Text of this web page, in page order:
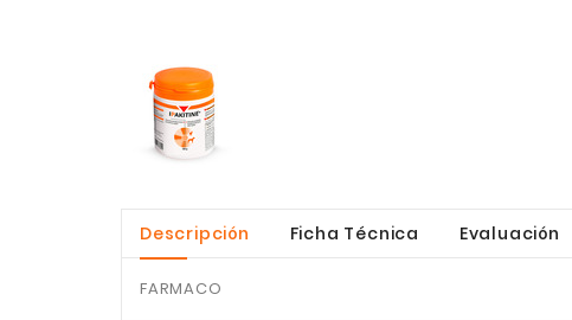
Descripción Ficha Técnica Evaluación
FARMACO